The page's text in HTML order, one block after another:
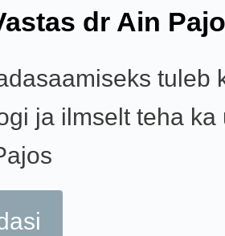
dr Ain
tuleb
ja ilmselt teha ka